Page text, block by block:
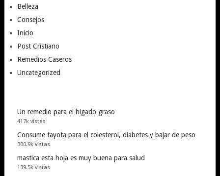
Belleza
Consejos
Inicio
Post Cristiano
Remedios Caseros
Uncategorized
Un remedio para el higado graso
417k vistas
Consume tayota para el colesterol, diabetes y bajar de peso
300.9k vistas
mastica esta hoja es muy buena para salud
139.5k vistas